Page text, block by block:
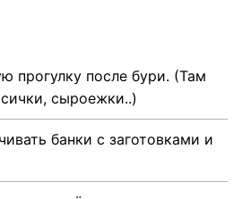
прогулку после бури. (Там
сыроежки..)
банки с заготовками и